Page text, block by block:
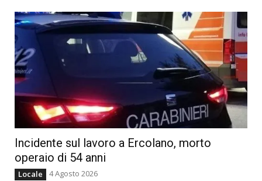
Incidente sul lavoro a Ercolano, morto
operaio di 54 anni
Locale 4 Agosto 2026